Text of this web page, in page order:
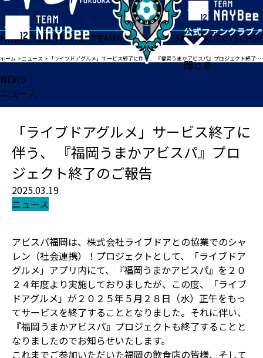
閉じる
HOMETICKETMATCHTEAMNEWSGOODSFANACADEMY
ホーム >ニュース > 「ライブドアグルメ」サービス終了に伴う、 『福岡うまかアビスパ』プロジェクト終了のご報告
NEWS
ニュース
「ライブドアグルメ」サービス終了に
伴う、 『福岡うまかアビスパ』プロ
ジェクト終了のご報告
2025.03.19
ニュース
アビスパ福岡は、株式会社ライブドアとの協業でのシャ
レン（社会連携）！プロジェクトとして、「ライブドア
グルメ」アプリ内にて、『福岡うまかアビスパ』を２０
２４年度より実施しておりましたが、この度、「ライブ
ドアグルメ」が２０２５年５月２８日（水）正午をもっ
てサービスを終了することとなりました。それに伴い、
『福岡うまかアビスパ』プロジェクトも終了することと
なりましたのでお知らせいたします。
これまでご参加いただいた福岡の飲食店の皆様、そして